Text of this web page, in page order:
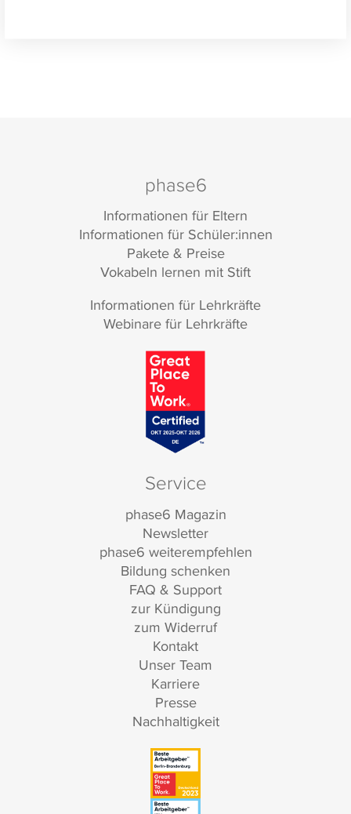
phase6
Informationen für Eltern
Informationen für Schüler:innen
Pakete & Preise
Vokabeln lernen mit Stift
Informationen für Lehrkräfte
Webinare für Lehrkräfte
Service
phase6 Magazin
Newsletter
phase6 weiterempfehlen
Bildung schenken
FAQ & Support
zur Kündigung
zum Widerruf
Kontakt
Unser Team
Karriere
Presse
Nachhaltigkeit